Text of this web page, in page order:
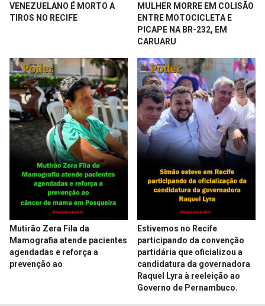
VENEZUELANO É MORTO A
TIROS NO RECIFE
MULHER MORRE EM COLISÃO
ENTRE MOTOCICLETA E
PICAPE NA BR-232, EM
CARUARU
Mutirão Zera Fila da
Mamografia atende pacientes
agendadas e reforça a
prevenção ao
Estivemos no Recife
participando da convenção
partidária que oficializou a
candidatura da governadora
Raquel Lyra à reeleição ao
Governo de Pernambuco.